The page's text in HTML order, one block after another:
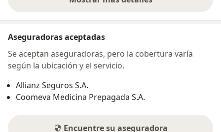
sobre la dirección
Aseguradoras aceptadas
Se aceptan aseguradoras, pero la cobertura varía
según la ubicación y el servicio.
Allianz Seguros S.A.
Coomeva Medicina Prepagada S.A.
Encuentre su aseguradora